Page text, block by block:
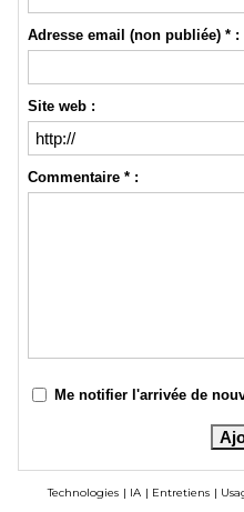
Adresse email (non publiée) * :
Site web :
Commentaire * :
Me notifier l'arrivée de
Technologies | IA | Entretiens |